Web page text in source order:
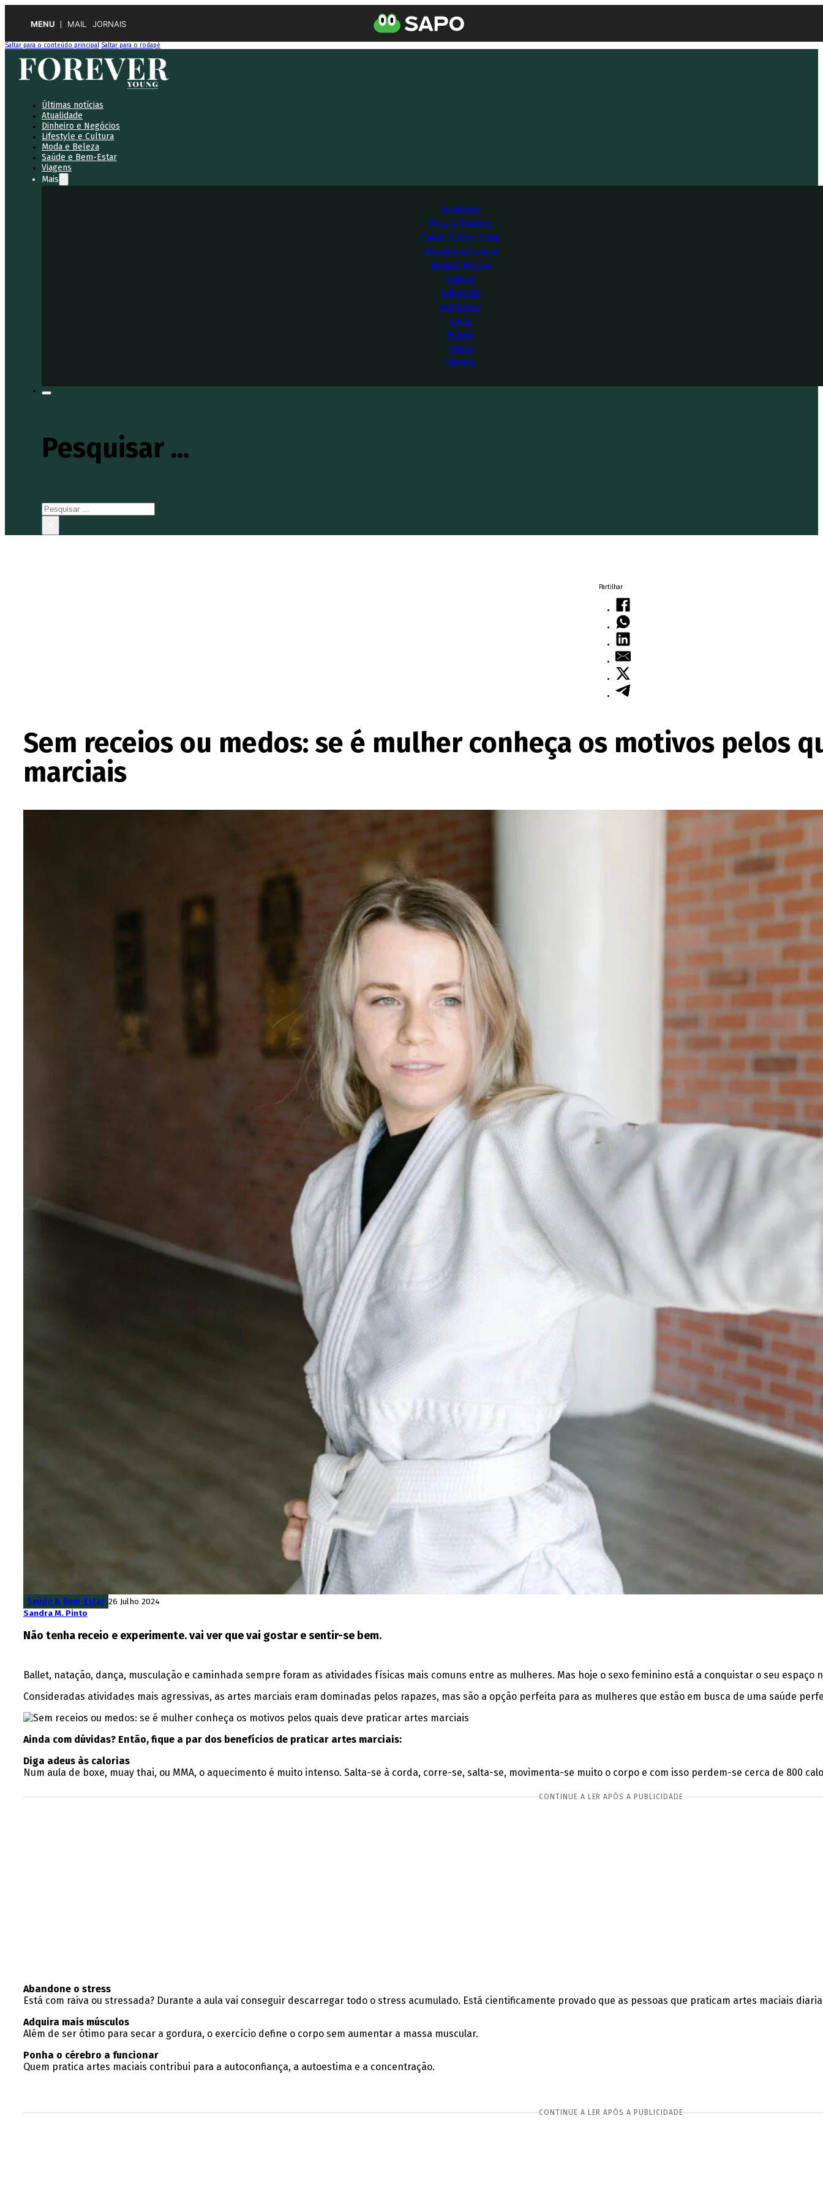
MENU MAIL JORNAIS
Saltar para o conteúdo principal Saltar para o rodapé
Últimas notícias
Atualidade
Dinheiro e Negócios
Lifestyle e Cultura
Moda e Beleza
Saúde e Bem-Estar
Viagens
Mais
Atualidade
Dicas & Truques
Saúde & Bem-Estar
Lifestyle & Cultura
Moda & Beleza
Opinião
Entrevista
Obituários
Livros
Música
Teatro
Cinema
Pesquisar ...
Pesquisar
Partilhar
Sem receios ou medos: se é mulher conheça os motivos pelos
marciais
Saúde & Bem-Estar 26 Julho 2024
Sandra M. Pinto
Não tenha receio e experimente. vai ver que vai gostar e sentir-se bem.
Ballet, natação, dança, musculação e caminhada sempre foram as atividades físicas mais comuns entre as mulheres. Mas hoje o sexo feminino está a conquistar o seu
Consideradas atividades mais agressivas, as artes marciais eram dominadas pelos rapazes, mas são a opção perfeita para as mulheres que estão em busca de uma saúde
Ainda com dúvidas? Então, fique a par dos benefícios de praticar artes marciais:
Diga adeus às calorias
Num aula de boxe, muay thai, ou MMA, o aquecimento é muito intenso. Salta-se à corda, corre-se, salta-se, movimenta-se muito o corpo e com isso perdem-se cerca de 800
CONTINUE A LER APÓS A PUBLICIDADE
Abandone o stress
Está com raiva ou stressada? Durante a aula vai conseguir descarregar todo o stress acumulado. Está cientificamente provado que as pessoas que praticam artes maciais
Adquira mais músculos
Além de ser ótimo para secar a gordura, o exercício define o corpo sem aumentar a massa muscular.
Ponha o cérebro a funcionar
Quem pratica artes maciais contribui para a autoconfiança, a autoestima e a concentração.
CONTINUE A LER APÓS A PUBLICIDADE